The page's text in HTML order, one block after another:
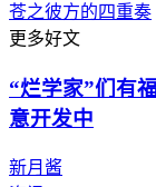
苍之彼方的四重奏
更多好文
“烂学家”们有
意开发中
新月酱